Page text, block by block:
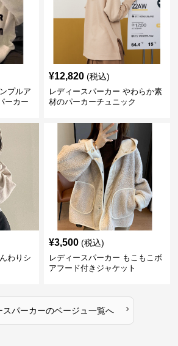
プルア
ーカー
¥12,820 (税込)
レディースパーカー やわらか素
材のパーカーチュニック
わりシ
¥3,500 (税込)
レディースパーカー もこもこボ
アフード付きジャケット
スパーカーのベージュ 一覧へ ›